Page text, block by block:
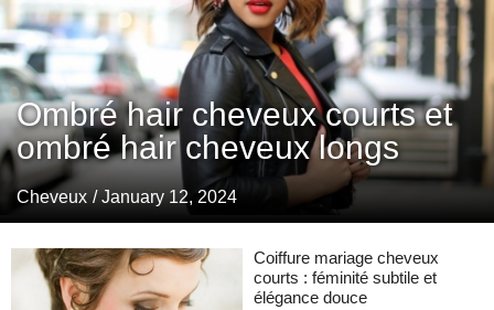
Ombré hair cheveux courts et
ombré hair cheveux longs
Cheveux / January 12, 2024
Coiffure mariage cheveux
courts : féminité subtile et
élégance douce